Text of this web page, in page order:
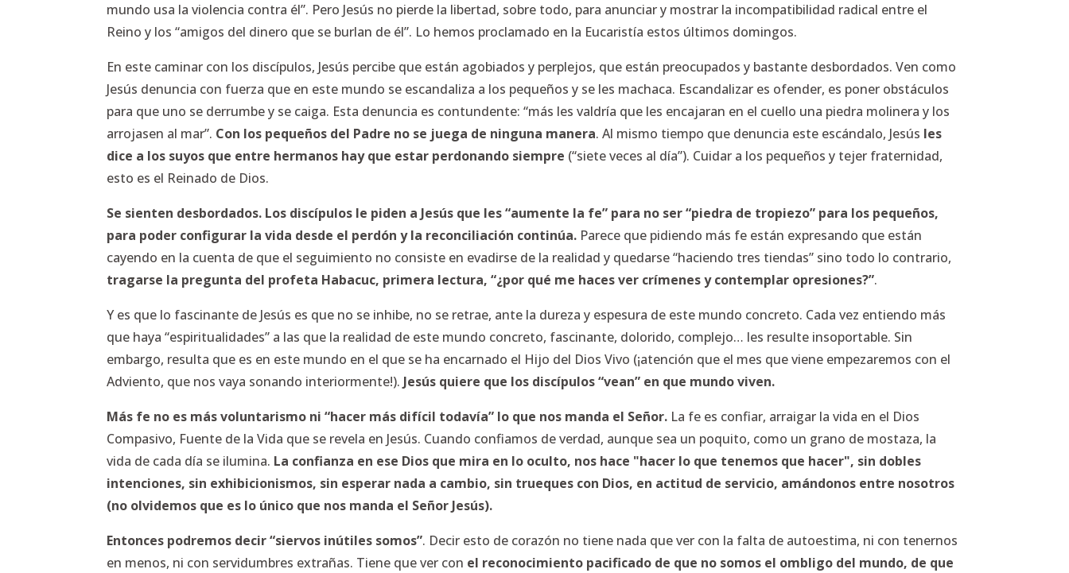
mundo usa la violencia contra él”. Pero Jesús no pierde la libertad, sobre todo, para anunciar y mostrar la incompatibilidad radical entre el
Reino y los “amigos del dinero que se burlan de él”. Lo hemos proclamado en la Eucaristía estos últimos domingos.
En este caminar con los discípulos, Jesús percibe que están agobiados y perplejos, que están preocupados y bastante desbordados. Ven como
Jesús denuncia con fuerza que en este mundo se escandaliza a los pequeños y se les machaca. Escandalizar es ofender, es poner obstáculos
para que uno se derrumbe y se caiga. Esta denuncia es contundente: “más les valdría que les encajaran en el cuello una piedra molinera y los
arrojasen al mar”. Con los pequeños del Padre no se juega de ninguna manera. Al mismo tiempo que denuncia este escándalo, Jesús les
dice a los suyos que entre hermanos hay que estar perdonando siempre (“siete veces al día”). Cuidar a los pequeños y tejer fraternidad,
esto es el Reinado de Dios.
Se sienten desbordados. Los discípulos le piden a Jesús que les “aumente la fe” para no ser “piedra de tropiezo” para los pequeños,
para poder configurar la vida desde el perdón y la reconciliación continúa. Parece que pidiendo más fe están expresando que están
cayendo en la cuenta de que el seguimiento no consiste en evadirse de la realidad y quedarse “haciendo tres tiendas” sino todo lo contrario,
tragarse la pregunta del profeta Habacuc, primera lectura, “¿por qué me haces ver crímenes y contemplar opresiones?”.
Y es que lo fascinante de Jesús es que no se inhibe, no se retrae, ante la dureza y espesura de este mundo concreto. Cada vez entiendo más
que haya “espiritualidades” a las que la realidad de este mundo concreto, fascinante, dolorido, complejo… les resulte insoportable. Sin
embargo, resulta que es en este mundo en el que se ha encarnado el Hijo del Dios Vivo (¡atención que el mes que viene empezaremos con el
Adviento, que nos vaya sonando interiormente!). Jesús quiere que los discípulos “vean” en que mundo viven.
Más fe no es más voluntarismo ni “hacer más difícil todavía” lo que nos manda el Señor. La fe es confiar, arraigar la vida en el Dios
Compasivo, Fuente de la Vida que se revela en Jesús. Cuando confiamos de verdad, aunque sea un poquito, como un grano de mostaza, la
vida de cada día se ilumina. La confianza en ese Dios que mira en lo oculto, nos hace "hacer lo que tenemos que hacer", sin dobles
intenciones, sin exhibicionismos, sin esperar nada a cambio, sin trueques con Dios, en actitud de servicio, amándonos entre nosotros
(no olvidemos que es lo único que nos manda el Señor Jesús).
Entonces podremos decir “siervos inútiles somos”. Decir esto de corazón no tiene nada que ver con la falta de autoestima, ni con tenernos
en menos, ni con servidumbres extrañas. Tiene que ver con el reconocimiento pacificado de que no somos el ombligo del mundo, de que